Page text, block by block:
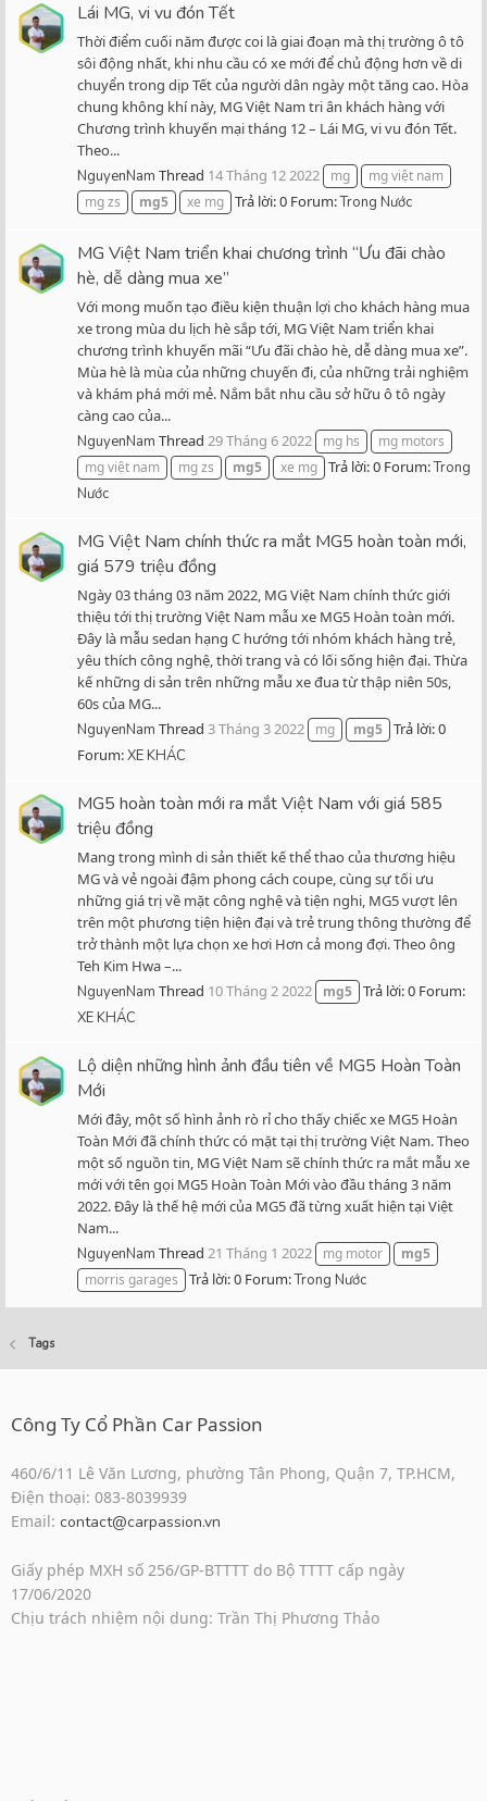
Lái MG, vi vu đón Tết
Thời điểm cuối năm được coi là giai đoạn mà thị trường ô tô
sôi động nhất, khi nhu cầu có xe mới để chủ động hơn về di
chuyển trong dịp Tết của người dân ngày một tăng cao. Hòa
chung không khí này, MG Việt Nam tri ân khách hàng với
Chương trình khuyến mại tháng 12 – Lái MG, vi vu đón Tết.
Theo...
NguyenNam Thread 14 Tháng 12 2022 mg
mg việt nam
mg zs
mg5 xe mg Trả lời: 0 Forum:Trong Nước
MG Việt Nam triển khai chương trình “Ưu đãi chào
hè, dễ dàng mua xe”
Với mong muốn tạo điều kiện thuận lợi cho khách hàng mua
xe trong mùa du lịch hè sắp tới, MG Việt Nam triển khai
chương trình khuyến mãi “Ưu đãi chào hè, dễ dàng mua xe”.
Mùa hè là mùa của những chuyến đi, của những trải nghiệm
và khám phá mới mẻ. Nắm bắt nhu cầu sở hữu ô tô ngày
càng cao của...
NguyenNam Thread 29 Tháng 6 2022 mg hs
mg motors
mg việt nam
mg zs mg5 xe mg Trả lời: 0 Forum:Trong
Nước
MG Việt Nam chính thức ra mắt MG5 hoàn toàn mới,
giá 579 triệu đồng
Ngày 03 tháng 03 năm 2022, MG Việt Nam chính thức giới
thiệu tới thị trường Việt Nam mẫu xe MG5 Hoàn toàn mới.
Đây là mẫu sedan hạng C hướng tới nhóm khách hàng trẻ,
yêu thích công nghệ, thời trang và có lối sống hiện đại. Thừa
kế những di sản trên những mẫu xe đua từ thập niên 50s,
60s của MG...
NguyenNam Thread 3 Tháng 3 2022 mg mg5 Trả lời: 0
Forum:XE KHÁC
MG5 hoàn toàn mới ra mắt Việt Nam với giá 585
triệu đồng
Mang trong mình di sản thiết kế thể thao của thương hiệu
MG và vẻ ngoài đậm phong cách coupe, cùng sự tối ưu
những giá trị về mặt công nghệ và tiện nghi, MG5 vượt lên
trên một phương tiện hiện đại và trẻ trung thông thường để
trở thành một lựa chọn xe hơi Hơn cả mong đợi. Theo ông
Teh Kim Hwa –...
NguyenNam Thread 10 Tháng 2 2022 mg5 Trả lời: 0 Forum:
XE KHÁC
Lộ diện những hình ảnh đầu tiên về MG5 Hoàn Toàn
Mới
Mới đây, một số hình ảnh rò rỉ cho thấy chiếc xe MG5 Hoàn
Toàn Mới đã chính thức có mặt tại thị trường Việt Nam. Theo
một số nguồn tin, MG Việt Nam sẽ chính thức ra mắt mẫu xe
mới với tên gọi MG5 Hoàn Toàn Mới vào đầu tháng 3 năm
2022. Đây là thế hệ mới của MG5 đã từng xuất hiện tại Việt
Nam...
NguyenNam Thread 21 Tháng 1 2022 mg motor
mg5
morris garages
Trả lời: 0 Forum:Trong Nước
Tags
Công Ty Cổ Phần Car Passion
460/6/11 Lê Văn Lương, phường Tân Phong, Quận 7, TP.HCM,
Điện thoại: 083-8039939
Email: contact@carpassion.vn
Giấy phép MXH số 256/GP-BTTTT do Bộ TTTT cấp ngày
17/06/2020
Chịu trách nhiệm nội dung: Trần Thị Phương Thảo